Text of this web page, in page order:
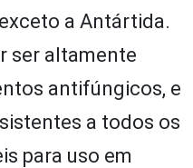
a Antártida.
ser altamente
antifúngicos, e
a todos os
para uso em